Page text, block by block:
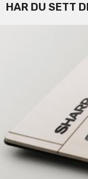
HAR DU SETT